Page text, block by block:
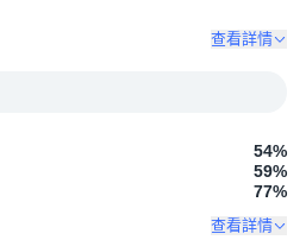
查看詳情
54%
59%
77%
查看詳情